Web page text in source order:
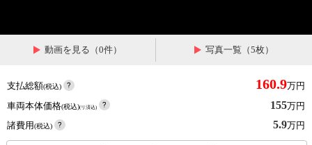
動画を見る（0件） 写真一覧（5枚）
支払総額(税込) 160.9万円
車両本体価格(税込)(リ済込) 155万円
諸費用(税込) 5.9万円